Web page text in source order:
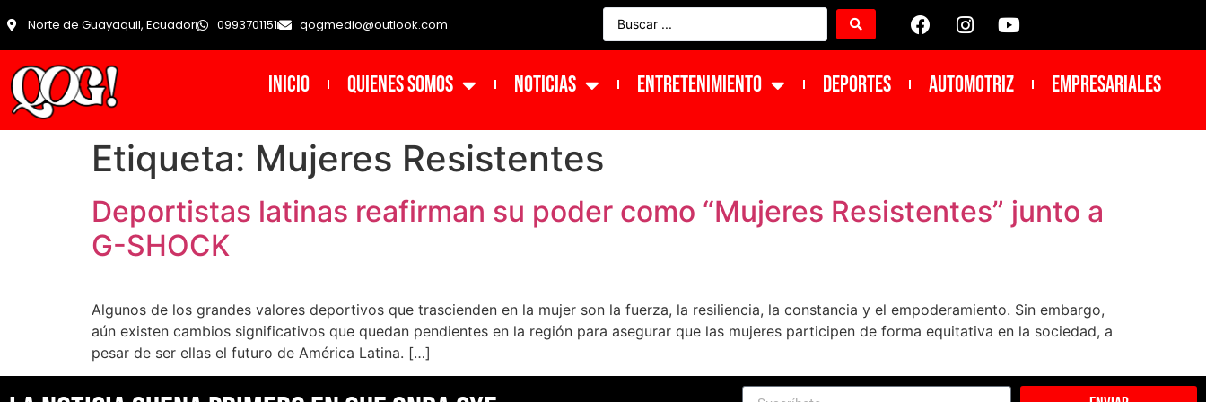
Norte de Guayaquil, Ecuador 0993701151 qogmedio@outlook.com
INICIO Quienes Somos NOTICIAS ENTRETENIMIENTO DEPORTES Automotriz Empresariales
Etiqueta: Mujeres Resistentes
Deportistas latinas reafirman su poder como “Mujeres Resistentes” junto a
G-SHOCK
Algunos de los grandes valores deportivos que trascienden en la mujer son la fuerza, la resiliencia, la constancia y el empoderamiento. Sin embargo,
aún existen cambios significativos que quedan pendientes en la región para asegurar que las mujeres participen de forma equitativa en la sociedad, a
pesar de ser ellas el futuro de América Latina. […]